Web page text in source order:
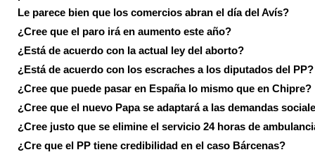
Le parece bien que los comercios abran el día del Avís?
¿Cree que el paro irá en aumento este año?
¿Está de acuerdo con la actual ley del aborto?
¿Está de acuerdo con los escraches a los diputados del PP?
¿Cree que puede pasar en España lo mismo que en Chipre?
¿Cree que el nuevo Papa se adaptará a las demandas
¿Cree justo que se elimine el servicio 24 horas de
¿Cre que el PP tiene credibilidad en el caso Bárcenas?